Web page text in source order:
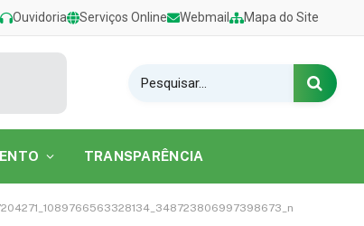
Ouvidoria Serviços Online Webmail Mapa do Site
TRANSPARÊNCIA